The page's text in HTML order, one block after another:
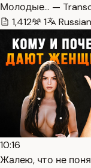
Молодые… —
1,412
1 Russian
10:16
Жалею, что не